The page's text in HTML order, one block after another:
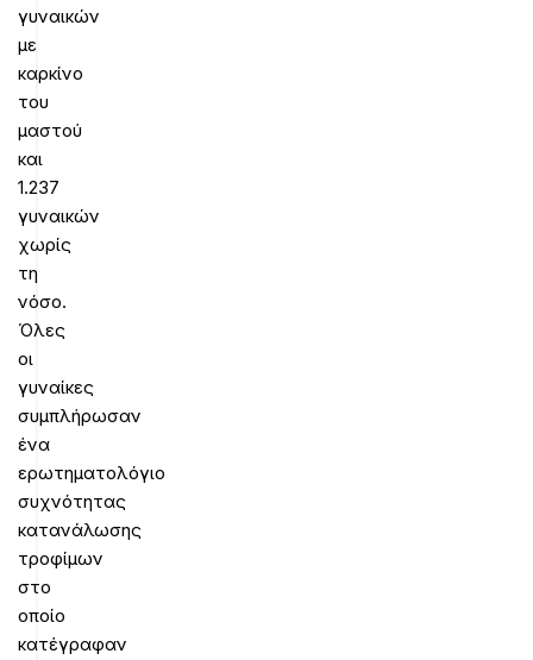
γυναικών
με
καρκίνο
του
μαστού
και
1.237
γυναικών
χωρίς
τη
νόσο.
Όλες
οι
γυναίκες
συμπλήρωσαν
ένα
ερωτηματολόγιο
συχνότητας
κατανάλωσης
τροφίμων
στο
οποίο
κατέγραφαν